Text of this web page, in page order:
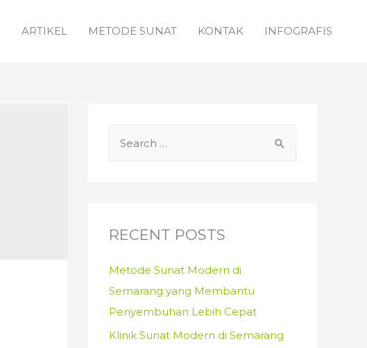
ARTIKEL METODE SUNAT KONTAK INFOGRAFIS
h
RECENT POSTS
Metode Sunat Modern di
Semarang yang Membantu
Penyembuhan Lebih Cepat
Klinik Sunat Modern di Semarang